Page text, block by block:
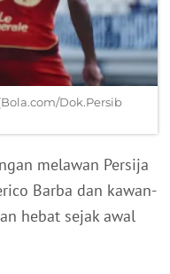
Dok.Persib
melawan Persija
Barba dan kawan-
hebat sejak awal